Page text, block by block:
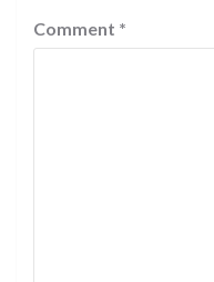
Comment *